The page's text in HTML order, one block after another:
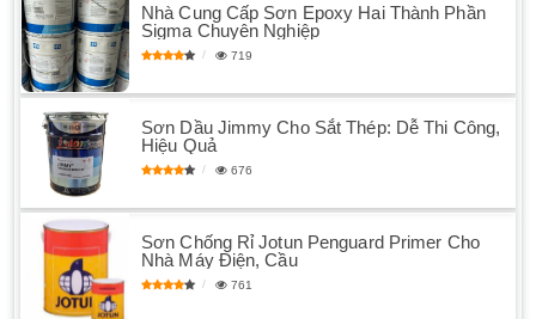
Nhà Cung Cấp Sơn Epoxy Hai Thành Phần
Sigma Chuyên Nghiệp
719
Sơn Dầu Jimmy Cho Sắt Thép: Dễ Thi Công,
Hiệu Quả
676
Sơn Chống Rỉ Jotun Penguard Primer Cho
Nhà Máy Điện, Cầu
761